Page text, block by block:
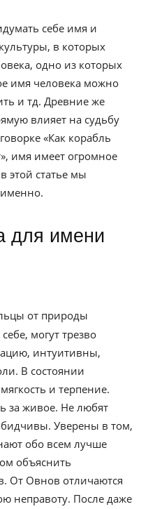
себе имя и
в которых
одно из которых
имя человека можно
и тд. Древние же
влияет на судьбу
«Как корабль
имя имеет огромное
этой статье мы
именно.
от природы
могут трезво
интуитивны,
В состоянии
и терпение.
за живое. Не любят
Уверены в том,
обо всем лучше
объяснить
От Овнов отличаются
неправоту. После даже